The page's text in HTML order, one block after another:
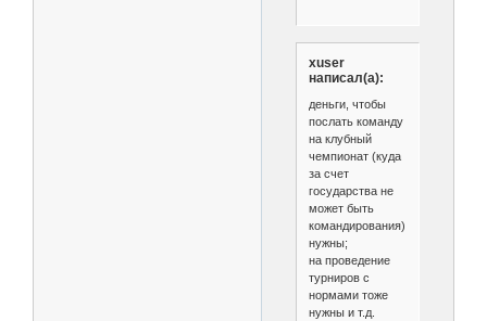
xuser
написал(а):
деньги, чтобы
послать команду
на клубный
чемпионат (куда
за счет
государства не
может быть
командирования)
нужны;
на проведение
турниров с
нормами тоже
нужны и т.д.